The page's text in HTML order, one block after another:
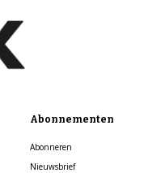
Abonnementen
Abonneren
Nieuwsbrief